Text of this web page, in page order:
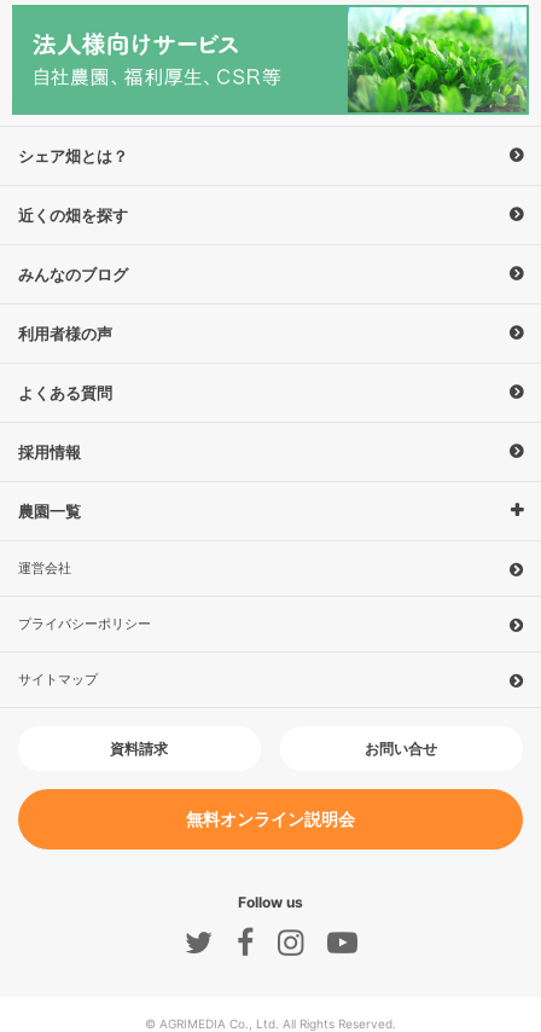
シェア畑とは？
近くの畑を探す
みんなのブログ
利用者様の声
よくある質問
採用情報
農園一覧
運営会社
プライバシーポリシー
サイトマップ
資料請求 お問い合せ
無料オンライン説明会
Follow us
© AGRIMEDIA Co., Ltd. All Rights Reserved.